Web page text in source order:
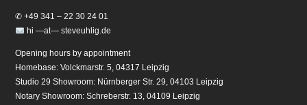
✆ +49 341 – 22 30 24 01
hi —at— steveuhlig.de
Opening hours by appointment
Homebase: Volckmarstr. 5, 04317 Leipzig
Studio 29 Showroom: Nürnberger Str. 29, 04103 Leipzig
Notary Showroom: Schreberstr. 13, 04109 Leipzig